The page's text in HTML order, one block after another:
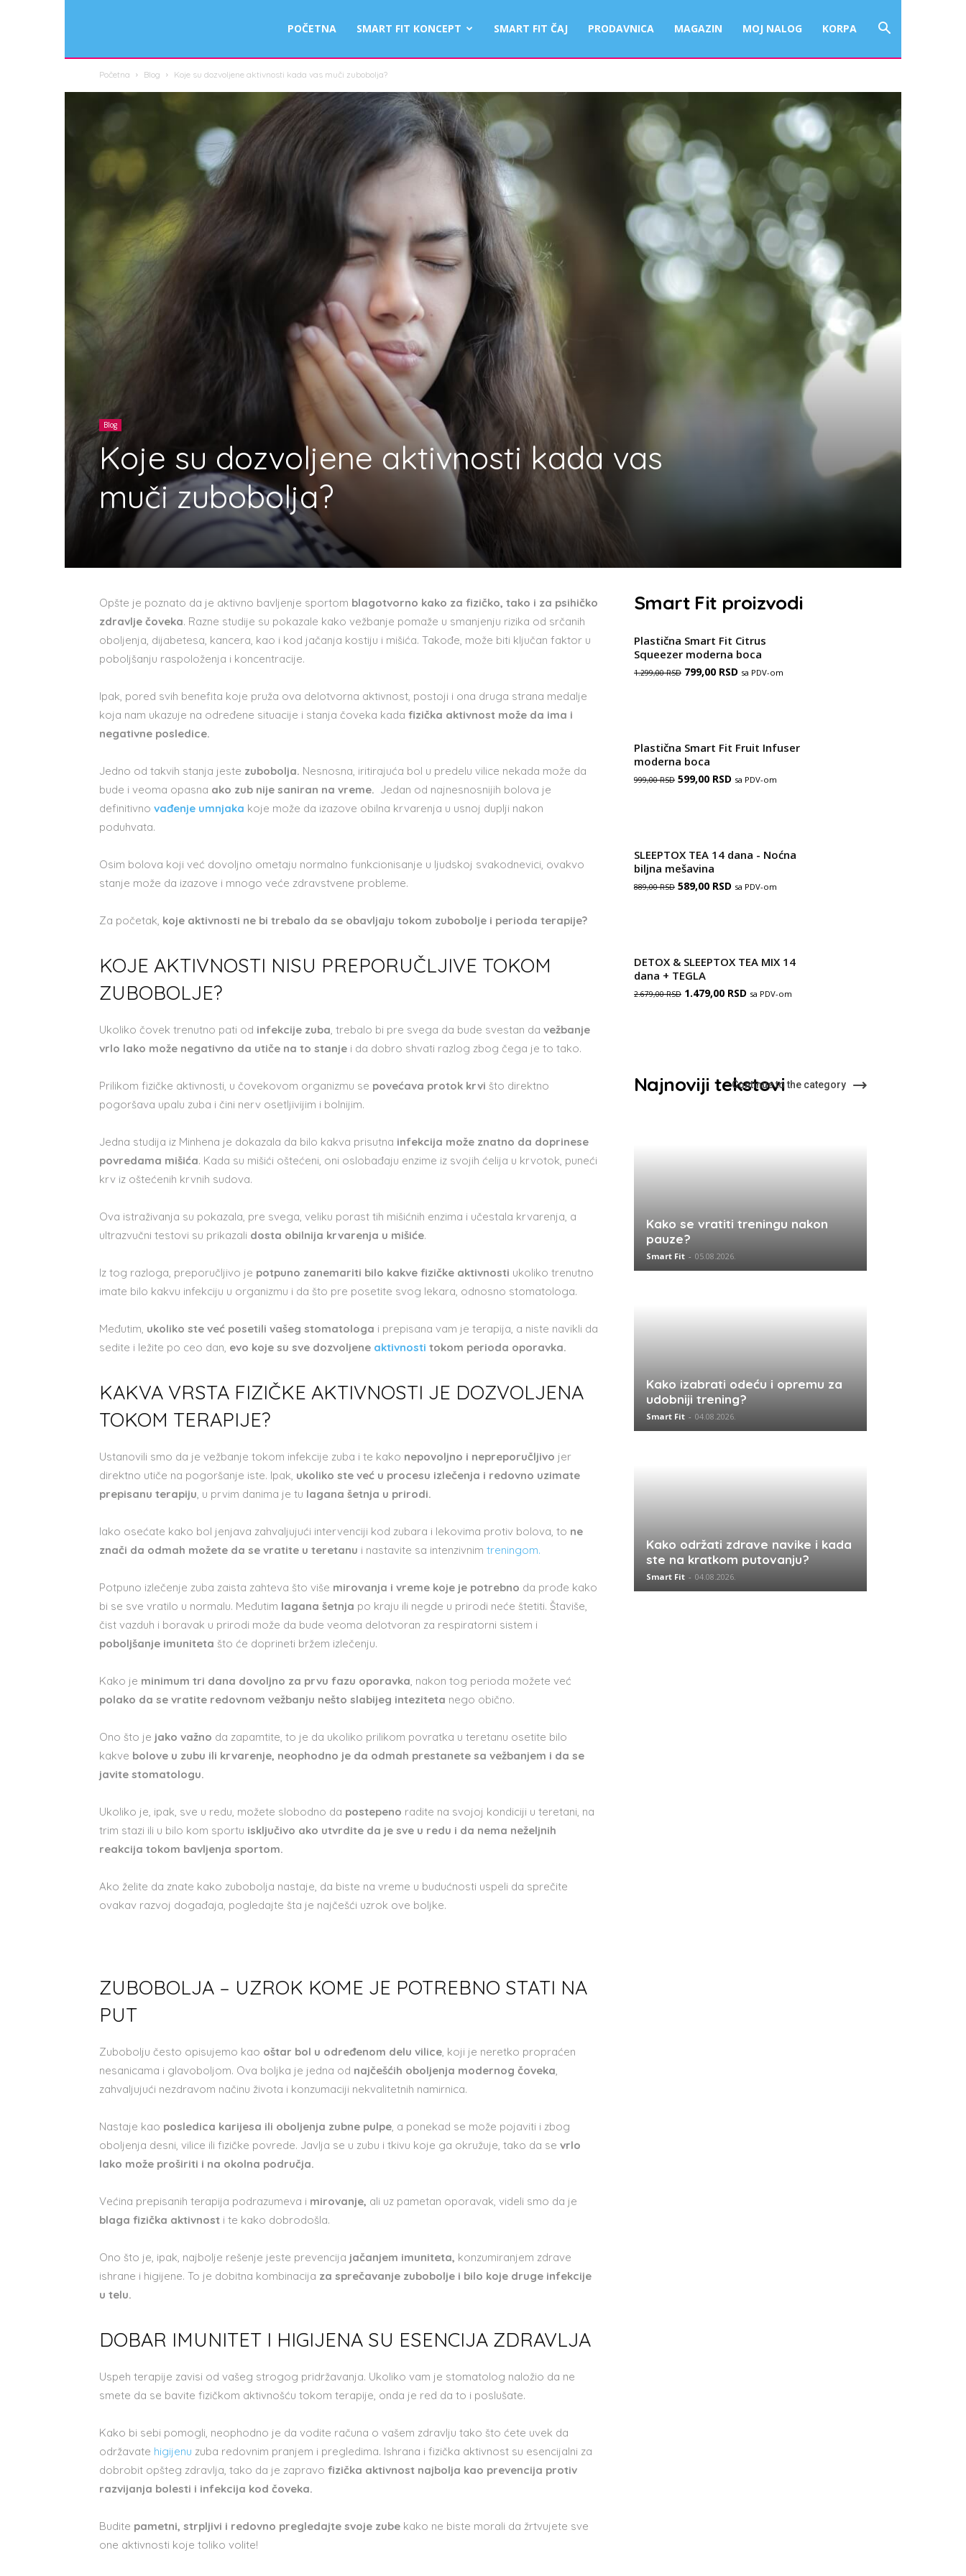
POČETNA SMART FIT KONCEPT SMART FIT ČAJ PRODAVNICA MAGAZIN MOJ NALOG KORPA
Početna Blog Koje su dozvoljene aktivnosti kada vas muči zubobolja?
Blog
Koje su dozvoljene aktivnosti kada vas
muči zubobolja?
Opšte je poznato da je aktivno bavljenje sportom blagotvorno kako za fizičko, tako i za psihičko
zdravlje čoveka. Razne studije su pokazale kako vežbanje pomaže u smanjenju rizika od srčanih
oboljenja, dijabetesa, kancera, kao i kod jačanja kostiju i mišića. Takođe, može biti ključan faktor u
poboljšanju raspoloženja i koncentracije.
Ipak, pored svih benefita koje pruža ova delotvorna aktivnost, postoji i ona druga strana medalje
koja nam ukazuje na određene situacije i stanja čoveka kada fizička aktivnost može da ima i
negativne posledice.
Jedno od takvih stanja jeste zubobolja. Nesnosna, iritirajuća bol u predelu vilice nekada može da
bude i veoma opasna ako zub nije saniran na vreme. Jedan od najnesnosnijih bolova je
definitivno vađenje umnjaka koje može da izazove obilna krvarenja u usnoj duplji nakon
poduhvata.
Osim bolova koji već dovoljno ometaju normalno funkcionisanje u ljudskoj svakodnevici, ovakvo
stanje može da izazove i mnogo veće zdravstvene probleme.
Za početak, koje aktivnosti ne bi trebalo da se obavljaju tokom zubobolje i perioda terapije?
KOJE AKTIVNOSTI NISU PREPORUČLJIVE TOKOM
ZUBOBOLJE?
Ukoliko čovek trenutno pati od infekcije zuba , trebalo bi pre svega da bude svestan da vežbanje
vrlo lako može negativno da utiče na to stanje i da dobro shvati razlog zbog čega je to tako.
Prilikom fizičke aktivnosti, u čovekovom organizmu se povećava protok krvi što direktno
pogoršava upalu zuba i čini nerv osetljivijim i bolnijim.
Jedna studija iz Minhena je dokazala da bilo kakva prisutna infekcija može znatno da doprinese
povredama mišića. Kada su mišići oštećeni, oni oslobađaju enzime iz svojih ćelija u krvotok, puneći
krv iz oštećenih krvnih sudova.
Ova istraživanja su pokazala, pre svega, veliku porast tih mišićnih enzima i učestala krvarenja, a
ultrazvučni testovi su prikazali dosta obilnija krvarenja u mišiće.
Iz tog razloga, preporučljivo je potpuno zanemariti bilo kakve fizičke aktivnosti ukoliko trenutno
imate bilo kakvu infekciju u organizmu i da što pre posetite svog lekara, odnosno stomatologa.
Međutim, ukoliko ste već posetili vašeg stomatologa i prepisana vam je terapija, a niste navikli da
sedite i ležite po ceo dan, evo koje su sve dozvoljene aktivnosti tokom perioda oporavka.
KAKVA VRSTA FIZIČKE AKTIVNOSTI JE DOZVOLJENA
TOKOM TERAPIJE?
Ustanovili smo da je vežbanje tokom infekcije zuba i te kako nepovoljno i nepreporučljivo jer
direktno utiče na pogoršanje iste. Ipak, ukoliko ste već u procesu izlečenja i redovno uzimate
prepisanu terapiju , u prvim danima je tu lagana šetnja u prirodi.
Iako osećate kako bol jenjava zahvaljujući intervenciji kod zubara i lekovima protiv bolova, to ne
znači da odmah možete da se vratite u teretanu i nastavite sa intenzivnim treningom.
Potpuno izlečenje zuba zaista zahteva što više mirovanja i vreme koje je potrebno da prođe kako
bi se sve vratilo u normalu. Međutim lagana šetnja po kraju ili negde u prirodi neće štetiti. Štaviše,
čist vazduh i boravak u prirodi može da bude veoma delotvoran za respiratorni sistem i
poboljšanje imuniteta što će doprineti bržem izlečenju.
Kako je minimum tri dana dovoljno za prvu fazu oporavka , nakon tog perioda možete već
polako da se vratite redovnom vežbanju nešto slabijeg inteziteta nego obično.
Ono što je jako važno da zapamtite, to je da ukoliko prilikom povratka u teretanu osetite bilo
kakve bolove u zubu ili krvarenje, neophodno je da odmah prestanete sa vežbanjem i da se
javite stomatologu.
Ukoliko je, ipak, sve u redu, možete slobodno da postepeno radite na svojoj kondiciji u teretani, na
trim stazi ili u bilo kom sportu isključivo ako utvrdite da je sve u redu i da nema neželjnih
reakcija tokom bavljenja sportom.
Ako želite da znate kako zubobolja nastaje, da biste na vreme u budućnosti uspeli da sprečite
ovakav razvoj događaja, pogledajte šta je najčešći uzrok ove boljke.
ZUBOBOLJA – UZROK KOME JE POTREBNO STATI NA
PUT
Zubobolju često opisujemo kao oštar bol u određenom delu vilice , koji je neretko propraćen
nesanicama i glavoboljom. Ova boljka je jedna od najčešćih oboljenja modernog čoveka
zahvaljujući nezdravom načinu života i konzumaciji nekvalitetnih namirnica.
Nastaje kao posledica karijesa ili oboljenja zubne pulpe , a ponekad se može pojaviti i zbog
oboljenja desni, vilice ili fizičke povrede. Javlja se u zubu i tkivu koje ga okružuje, tako da se vrlo
lako može proširiti i na okolna područja.
Većina prepisanih terapija podrazumeva i mirovanje, ali uz pametan oporavak, videli smo da je
blaga fizička aktivnost i te kako dobrodošla.
Ono što je, ipak, najbolje rešenje jeste prevencija jačanjem imuniteta, konzumiranjem zdrave
ishrane i higijene. To je dobitna kombinacija za sprečavanje zubobolje i bilo koje druge infekcije
u telu.
DOBAR IMUNITET I HIGIJENA SU ESENCIJA ZDRAVLJA
Uspeh terapije zavisi od vašeg strogog pridržavanja. Ukoliko vam je stomatolog naložio da ne
smete da se bavite fizičkom aktivnošću tokom terapije, onda je red da to i poslušate.
Kako bi sebi pomogli, neophodno je da vodite računa o vašem zdravlju tako što ćete uvek da
održavate higijenu zuba redovnim pranjem i pregledima. Ishrana i fizička aktivnost su esencijalni za
dobrobit opšteg zdravlja, tako da je zapravo fizička aktivnost najbolja kao prevencija protiv
razvijanja bolesti i infekcija kod čoveka.
Budite pametni, strpljivi i redovno pregledajte svoje zube kako ne biste morali da žrtvujete sve
one aktivnosti koje toliko volite!
Smart Fit proizvodi
Plastična Smart Fit Citrus
Squeezer moderna boca
1.299,00RSD Оригинална
1.299,00 RSD.
799,00 RSD Тренутна
sa PDV-om
Plastična Smart Fit Fruit Infuser
moderna boca
999,00RSD Оригинална
999,00 RSD.
599,00 RSD Тренутна
sa PDV-om
SLEEPTOX TEA 14 dana - Noćna
biljna mešavina
889,00RSD Оригинална
889,00 RSD.
589,00 RSD Тренутна
sa PDV-om
DETOX & SLEEPTOX TEA MIX 14
dana + TEGLA
2.679,00RSD Оригинална
2.679,00 RSD.
1.479,00 RSD Тренутна
sa PDV-om
Najnoviji tekstoviContinue to the category
Kako se vratiti treningu nakon
pauze?
Smart Fit - 05.08.2026.
Kako izabrati odeću i opremu za
udobniji trening?
Smart Fit - 04.08.2026.
Kako održati zdrave navike i kada
ste na kratkom putovanju?
Smart Fit - 04.08.2026.